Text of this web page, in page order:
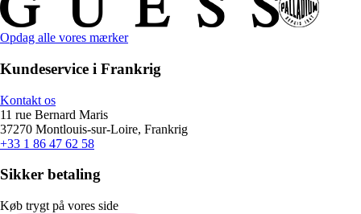
Opdag alle vores mærker
Kundeservice i Frankrig
Kontakt os
11 rue Bernard Maris
37270 Montlouis-sur-Loire, Frankrig
+33 1 86 47 62 58
Sikker betaling
Køb trygt på vores side